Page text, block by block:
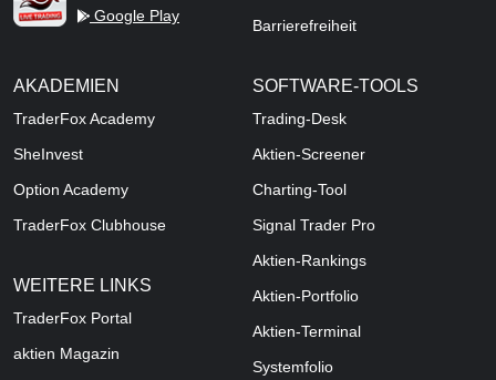
Google Play
Barrierefreiheit
AKADEMIEN
TraderFox Academy
SheInvest
Option Academy
TraderFox Clubhouse
WEITERE LINKS
TraderFox Portal
aktien Magazin
SOFTWARE-TOOLS
Trading-Desk
Aktien-Screener
Charting-Tool
Signal Trader Pro
Aktien-Rankings
Aktien-Portfolio
Aktien-Terminal
Systemfolio